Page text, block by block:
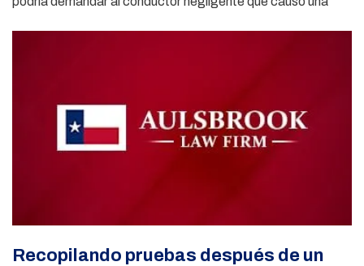
Recopilando pruebas después de un